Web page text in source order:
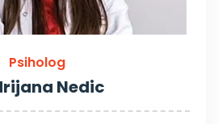
Psiholog
Nedic